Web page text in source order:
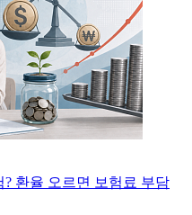
환율 오르면 보험료 부담